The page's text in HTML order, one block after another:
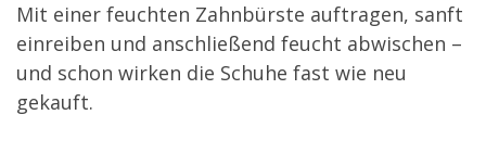
Mit einer feuchten Zahnbürste auftragen, sanft
einreiben und anschließend feucht abwischen –
und schon wirken die Schuhe fast wie neu
gekauft.